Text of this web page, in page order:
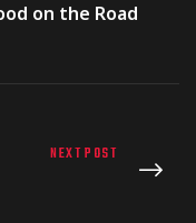
on the Road
NEXT POST